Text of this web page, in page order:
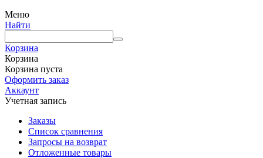
Меню
Найти
Корзина
Корзина
Корзина пуста
Оформить заказ
Аккаунт
Учетная запись
Заказы
Список сравнения
Запросы на возврат
Отложенные товары